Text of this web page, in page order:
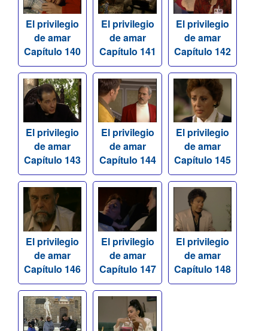
El privilegio
de amar
Capítulo 140
El privilegio
de amar
Capítulo 141
El privilegio
de amar
Capítulo 142
El privilegio
de amar
Capítulo 143
El privilegio
de amar
Capítulo 144
El privilegio
de amar
Capítulo 145
El privilegio
de amar
Capítulo 146
El privilegio
de amar
Capítulo 147
El privilegio
de amar
Capítulo 148